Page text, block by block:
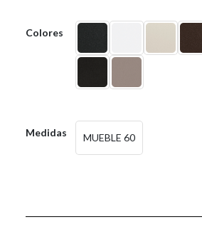
Colores
Medidas MUEBLE 60